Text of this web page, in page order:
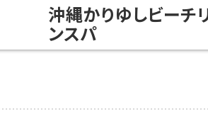
沖縄かりゆしビーチ
ンスパ